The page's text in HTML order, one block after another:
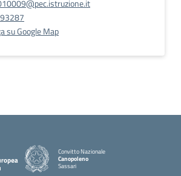
su Google Map
Convitto Nazionale
Canopoleno
Sassari